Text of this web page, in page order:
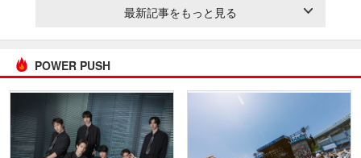
最新記事をもっと見る
POWER PUSH